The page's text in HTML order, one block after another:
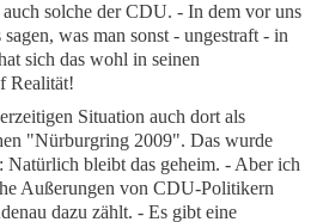
solche der CDU. - In dem vor uns
was man sonst - ungestraft - in
sich das wohl in seinen
Realität!
Situation auch dort als
"Nürburgring 2009". Das wurde
bleibt das geheim. - Aber ich
Außerungen von CDU-Politikern
dazu zählt. - Es gibt eine